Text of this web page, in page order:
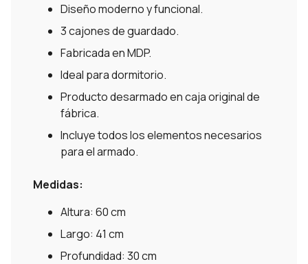
Diseño moderno y funcional.
3 cajones de guardado.
Fabricada en MDP.
Ideal para dormitorio.
Producto desarmado en caja original de
fábrica.
Incluye todos los elementos necesarios
para el armado.
Medidas:
Altura: 60 cm
Largo: 41 cm
Profundidad: 30 cm